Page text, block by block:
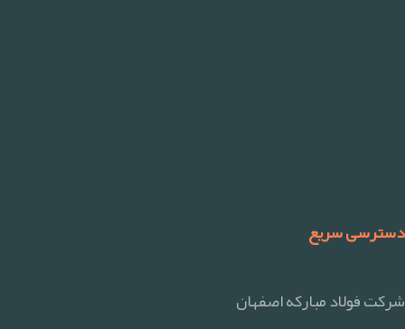
دسترسی سریع
شرکت فولاد مبارکه اصفهان